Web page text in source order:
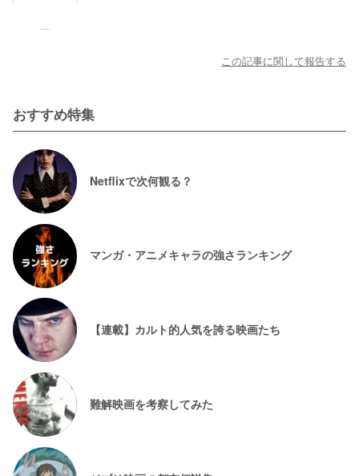
この記事に関して報告する
おすすめ特集
Netflixで次何観る？
マンガ・アニメキャラの強さランキング
【連載】カルト的人気を誇る映画たち
難解映画を考察してみた